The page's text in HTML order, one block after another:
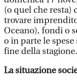
(o quel che resta)
trovare
Oceano), fondi o
o in parte le
fine della stagione.
La situazione